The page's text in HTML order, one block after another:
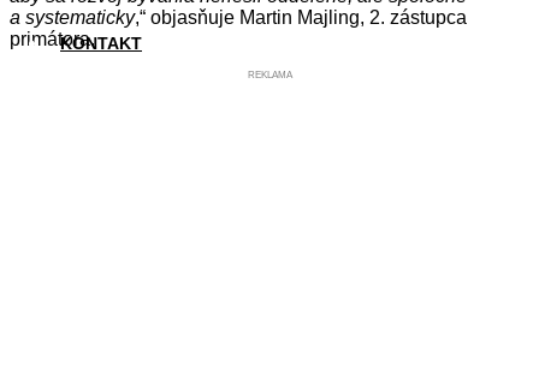
KONTAKT
a systematicky,“ objasňuje Martin Majling, 2. zástupca
primátora.
REKLAMA